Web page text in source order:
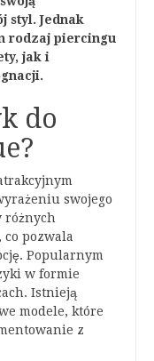
styl. Jednak
rodzaj piercingu
jak i
do
swojego
różnych
pozwala
Popularnym
w formie
Istnieją
modele, które
z